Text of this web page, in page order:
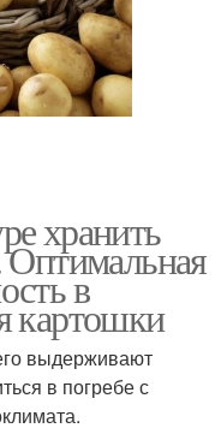
хранить
Оптимальная
в
картошки
выдерживают
в погребе с